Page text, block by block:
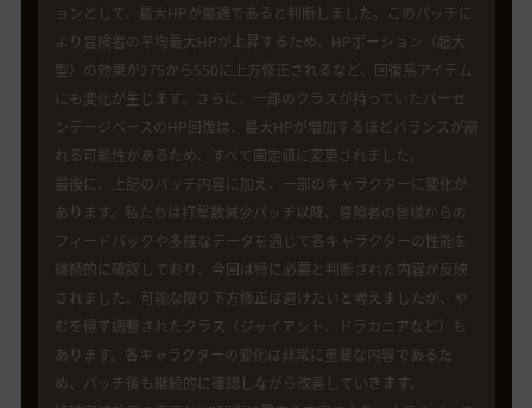
ョンとして、最大HPが最適であると判断しました。このパッチに
より冒険者の平均最大HPが上昇するため、HPポーション（超大
型）の効果が275から550に上方修正されるなど、回復系アイテム
にも変化が生じます。さらに、一部のクラスが持っていたパーセ
ンテージベースのHP回復は、最大HPが増加するほどバランスが崩
れる可能性があるため、すべて固定値に変更されました。
最後に、上記のパッチ内容に加え、一部のキャラクターに変化が
あります。私たちは打撃数減少パッチ以降、冒険者の皆様からの
フィードバックや多様なデータを通じて各キャラクターの性能を
継続的に確認しており、今回は特に必要と判断された内容が反映
されました。可能な限り下方修正は避けたいと考えましたが、や
むを得ず調整されたクラス（ジャイアント、ドラカニアなど）も
あります。各キャラクターの変化は非常に重要な内容であるた
め、パッチ後も継続的に確認しながら改善していきます。